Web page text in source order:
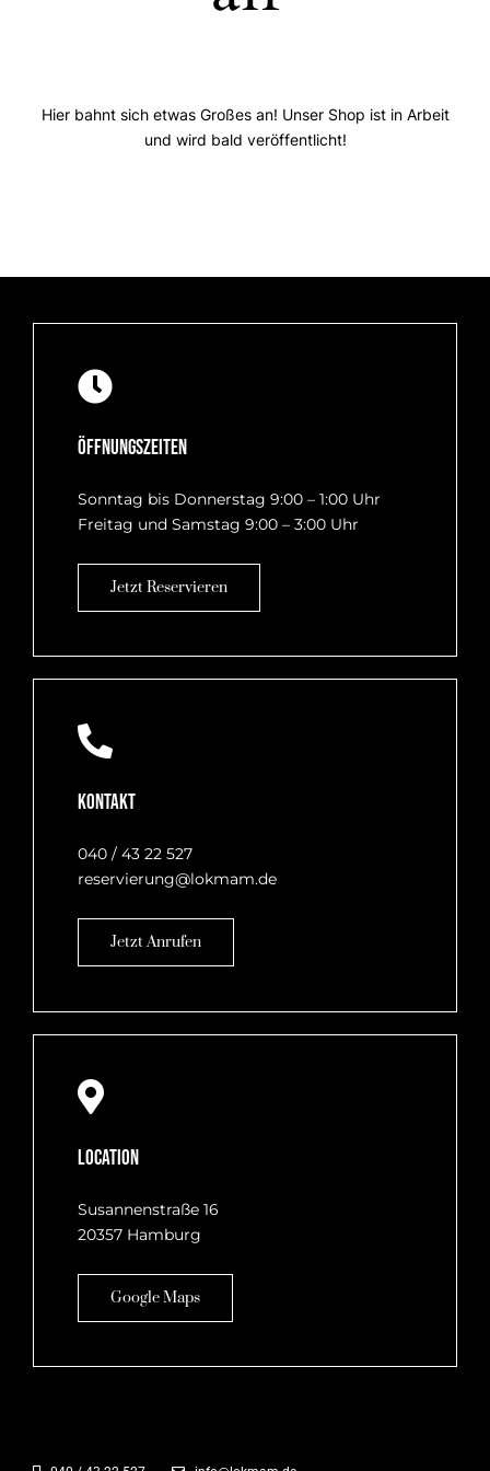
Hier bahnt sich etwas Großes an! Unser Shop ist in Arbeit
und wird bald veröffentlicht!
Öffnungszeiten
Sonntag bis Donnerstag 9:00 – 1:00 Uhr
Freitag und Samstag 9:00 – 3:00 Uhr
Jetzt Reservieren
Kontakt
040 / 43 22 527
reservierung@lokmam.de
Jetzt Anrufen
Location
Susannenstraße 16
20357 Hamburg
Google Maps